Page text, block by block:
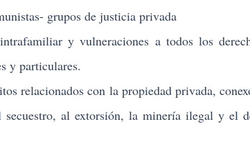
grupos de justicia privada
y vulneraciones a todos los
y particulares.
con la propiedad privada,
al extorsión, la minería ilegal y el